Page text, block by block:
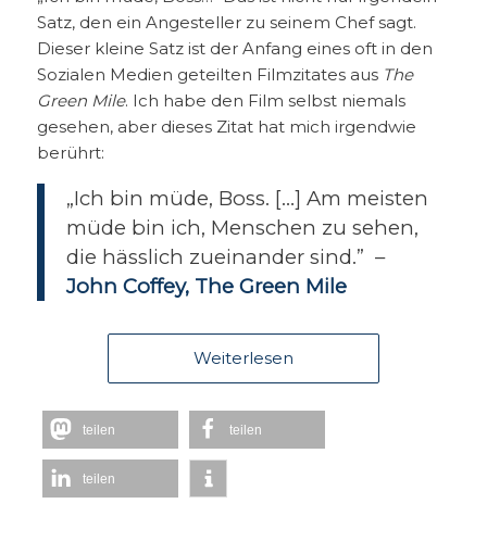
Satz, den ein Angesteller zu seinem Chef sagt.
Dieser kleine Satz ist der Anfang eines oft in den
Sozialen Medien geteilten Filmzitates aus The
Green Mile. Ich habe den Film selbst niemals
gesehen, aber dieses Zitat hat mich irgendwie
berührt:
„Ich bin müde, Boss. […] Am meisten
müde bin ich, Menschen zu sehen,
die hässlich zueinander sind.” –
John Coffey, The Green Mile
Weiterlesen
teilen teilen
teilen